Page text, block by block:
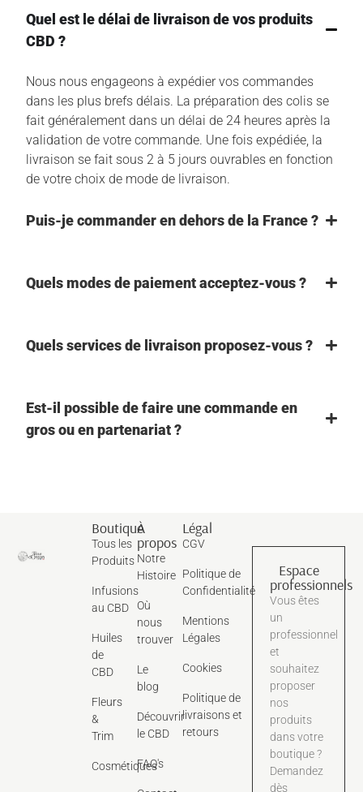
Quel est le délai de livraison de vos produits
CBD ?
Nous nous engageons à expédier vos commandes
dans les plus brefs délais. La préparation des colis se
fait généralement dans un délai de 24 heures après la
validation de votre commande. Une fois expédiée, la
livraison se fait sous 2 à 5 jours ouvrables en fonction
de votre choix de mode de livraison.
Puis-je commander en dehors de la France ?
Quels modes de paiement acceptez-vous ?
Quels services de livraison proposez-vous ?
Est-il possible de faire une commande en
gros ou en partenariat ?
Boutique
Tous les
Produits
Infusions
au CBD
Huiles
de
CBD
Fleurs
&
Trim
Cosmétiques
À
propos
Notre
Histoire
Où
nous
trouver
Le
blog
Découvrir
le CBD
FAQ's
Légal
CGV
Politique de
Confidentialité
Mentions
Légales
Cookies
Politique de
livraisons et
retours
Espace
professionnels
Vous êtes
un
professionnel
et
souhaitez
proposer
nos
produits
dans votre
boutique ?
Demandez
dès